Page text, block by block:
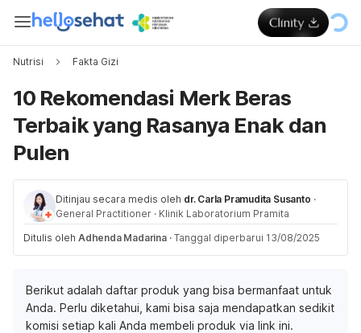
Nutrisi Fakta Gizi
10 Rekomendasi Merk Beras
Terbaik yang Rasanya Enak dan
Pulen
Ditinjau secara medis oleh dr. Carla Pramudita Susanto ·
General Practitioner · Klinik Laboratorium Pramita
Ditulis oleh Adhenda Madarina · Tanggal diperbarui 13/08/2025
Berikut adalah daftar produk yang bisa bermanfaat untuk
Anda. Perlu diketahui, kami bisa saja mendapatkan sedikit
komisi setiap kali Anda membeli produk via link ini.